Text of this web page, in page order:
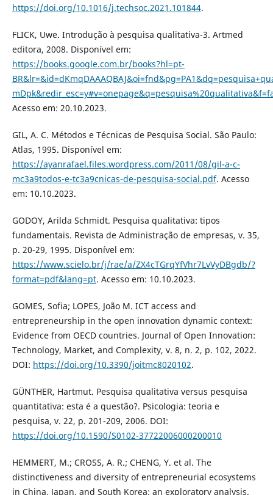
https://doi.org/10.1016/j.techsoc.2021.101844.
FLICK, Uwe. Introdução à pesquisa qualitativa-3. Artmed
editora, 2008. Disponível em:
https://books.google.com.br/books?hl=pt-
Acesso em: 20.10.2023.
GIL, A. C. Métodos e Técnicas de Pesquisa Social. São Paulo:
Atlas, 1995. Disponível em:
https://ayanrafael.files.wordpress.com/2011/08/gil-a-c-
mc3a9todos-e-tc3a9cnicas-de-pesquisa-social.pdf. Acesso
em: 10.10.2023.
GODOY, Arilda Schmidt. Pesquisa qualitativa: tipos
fundamentais. Revista de Administração de empresas, v. 35,
p. 20-29, 1995. Disponível em:
https://www.scielo.br/j/rae/a/ZX4cTGrqYfVhr7LvVyDBgdb/?
format=pdf&lang=pt. Acesso em: 10.10.2023.
GOMES, Sofia; LOPES, João M. ICT access and
entrepreneurship in the open innovation dynamic context:
Evidence from OECD countries. Journal of Open Innovation:
Technology, Market, and Complexity, v. 8, n. 2, p. 102, 2022.
DOI: https://doi.org/10.3390/joitmc8020102.
GÜNTHER, Hartmut. Pesquisa qualitativa versus pesquisa
quantitativa: esta é a questão?. Psicologia: teoria e
pesquisa, v. 22, p. 201-209, 2006. DOI:
https://doi.org/10.1590/S0102-37722006000200010
HEMMERT, M.; CROSS, A. R.; CHENG, Y. et al. The
distinctiveness and diversity of entrepreneurial ecosystems
in China, Japan, and South Korea: an exploratory analysis.